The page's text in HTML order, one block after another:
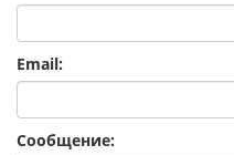
Email:
Сообщение: